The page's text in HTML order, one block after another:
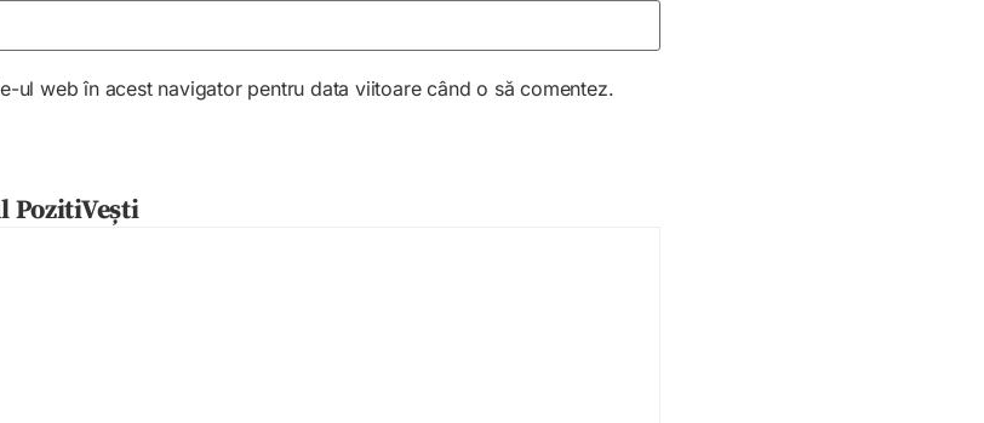
ul web în acest navigator pentru data viitoare când o să comentez.
PozitiVești